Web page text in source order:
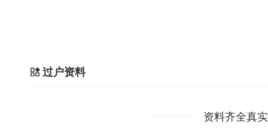
过户资料
资料齐全真